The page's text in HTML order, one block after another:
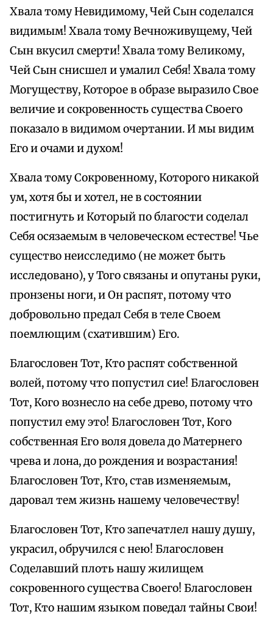
Хвала тому Невидимому, Чей Сын соделался
видимым! Хвала тому Вечноживущему, Чей
Сын вкусил смерти! Хвала тому Великому,
Чей Сын снисшел и умалил Себя! Хвала тому
Могуществу, Которое в образе выразило Свое
величие и сокровенность существа Своего
показало в видимом очертании. И мы видим
Его и очами и духом!
Хвала тому Сокровенному, Которого никакой
ум, хотя бы и хотел, не в состоянии
постигнуть и Который по благости соделал
Себя осязаемым в человеческом естестве! Чье
существо неисследимо (не может быть
исследовано), у Того связаны и опутаны руки,
пронзены ноги, и Он распят, потому что
добровольно предал Себя в теле Своем
поемлющим (схатившим) Его.
Благословен Тот, Кто распят собственной
волей, потому что попустил сие! Благословен
Тот, Кого вознесло на себе древо, потому что
попустил ему это! Благословен Тот, Кого
собственная Его воля довела до Матернего
чрева и лона, до рождения и возрастания!
Благословен Тот, Кто, став изменяемым,
даровал тем жизнь нашему человечеству!
Благословен Тот, Кто запечатлел нашу душу,
украсил, обручился с нею! Благословен
Соделавший плоть нашу жилищем
сокровенного существа Своего! Благословен
Тот, Кто нашим языком поведал тайны Свои!